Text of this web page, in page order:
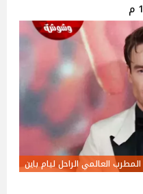
المطرب العالمي الراحل ليام باين